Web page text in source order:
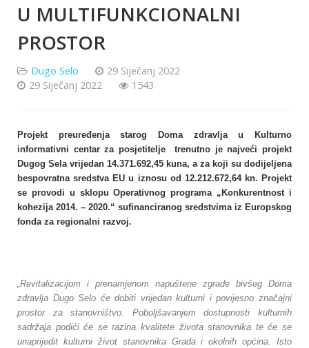
U MULTIFUNKCIONALNI
PROSTOR
Dugo Selo
29 Siječanj 2022
29 Siječanj 2022
1543
Projekt preuređenja starog Doma zdravlja u Kulturno
informativni centar za posjetitelje trenutno je najveći projekt
Dugog Sela vrijedan 14.371.692,45 kuna, a za koji su dodijeljena
bespovratna sredstva EU u iznosu od 12.212.672,64 kn. Projekt
se provodi u sklopu Operativnog programa „Konkurentnost i
kohezija 2014. – 2020.“ sufinanciranog sredstvima iz Europskog
fonda za regionalni razvoj.
„Revitalizacijom i prenamjenom napuštene zgrade bivšeg Doma
zdravlja Dugo Selo će dobiti vrijedan kulturni i povijesno značajni
prostor za stanovništvo. Poboljšavanjem dostupnosti kulturnih
sadržaja podići će se razina kvalitete života stanovnika te će se
unaprijedit kulturni život stanovnika Grada i okolnih općina. Isto